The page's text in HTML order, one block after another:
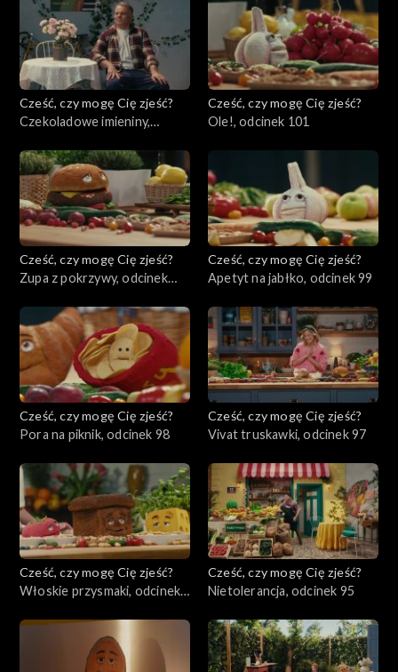
Cześć, czy mogę Cię zjeść?
Czekoladowe imieniny,
Cześć, czy mogę Cię zjeść?
Ole!, odcinek 101
Cześć, czy mogę Cię zjeść?
Zupa z pokrzywy, odcinek
Cześć, czy mogę Cię zjeść?
Apetyt na jabłko, odcinek 99
Cześć, czy mogę Cię zjeść?
Pora na piknik, odcinek 98
Cześć, czy mogę Cię zjeść?
Vivat truskawki, odcinek 97
Cześć, czy mogę Cię zjeść?
Włoskie przysmaki, odcinek
Cześć, czy mogę Cię zjeść?
Nietolerancja, odcinek 95